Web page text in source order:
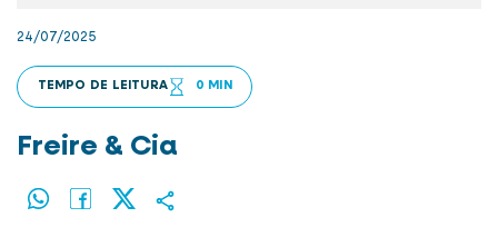
24/07/2025
TEMPO DE LEITURA 0 MIN
Freire & Cia